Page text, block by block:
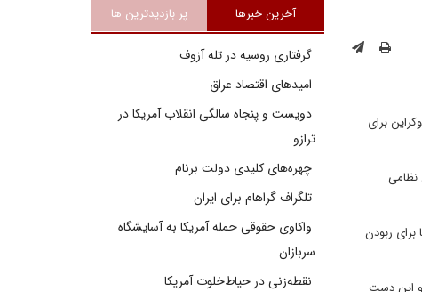
برای
نظامی
برای ربودن
و این دست
آخرین خبرها پر بازدیدترین ها
گرفتاری روسیه در تله آزوف
امیدهای اقتصاد عراق
دویست و پنجاه سالگی انقلاب آمریکا در
ترازو
چهره‌های کلیدی دولت برنام
تلگراف گراهام برای ایران
واکاوی حقوقی حمله آمریکا به آسایشگاه
سربازان
نقطه‌زنی در حیاط‌خلوت آمریکا